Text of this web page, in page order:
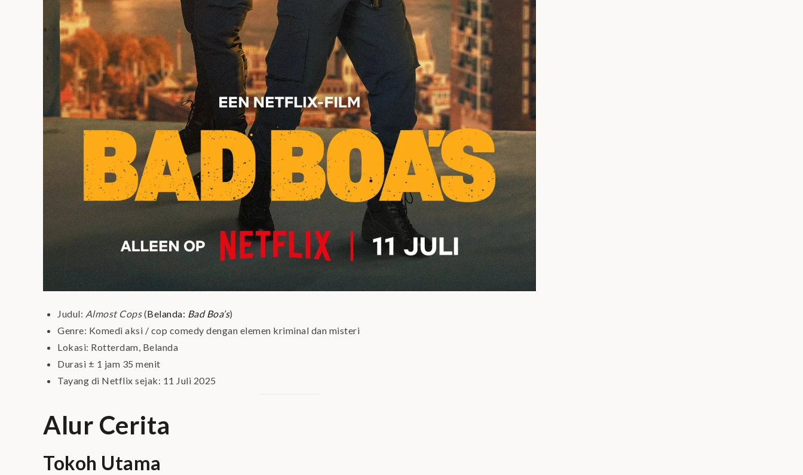
Judul: Almost Cops(Belanda: Bad Boa’s)
Genre: Komedi aksi / cop comedy dengan elemen kriminal dan misteri
Lokasi: Rotterdam, Belanda
Durasi ± 1 jam 35 menit
Tayang di Netflix sejak: 11 Juli 2025
Alur Cerita
Tokoh Utama